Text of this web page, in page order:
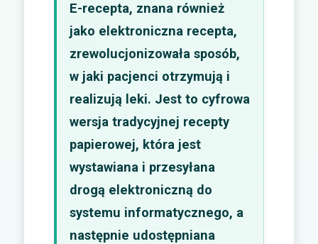
E-recepta, znana również
jako elektroniczna recepta,
zrewolucjonizowała sposób,
w jaki pacjenci otrzymują i
realizują leki. Jest to cyfrowa
wersja tradycyjnej recepty
papierowej, która jest
wystawiana i przesyłana
drogą elektroniczną do
systemu informatycznego, a
następnie udostępniana